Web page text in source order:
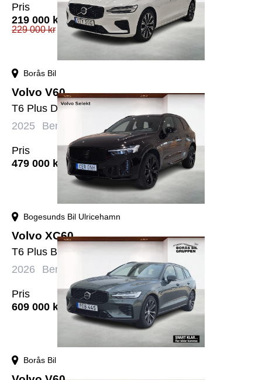
Pris
219 000 kr
229 000 kr
Borås Bil
Volvo V60
T6 Plus Dark Edition
2025
Bensin+El Automat 3999 mil
Pris
479 000 kr
Bogesunds Bil Ulricehamn
Volvo XC60
T6 Plus Black Nordic Edition
2026
Bensin+El Automat 2674 mil
Pris
609 000 kr
Borås Bil